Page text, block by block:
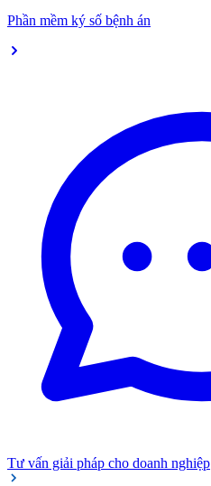
Phần mềm ký số bệnh án
Tư vấn giải pháp cho doanh nghiệp